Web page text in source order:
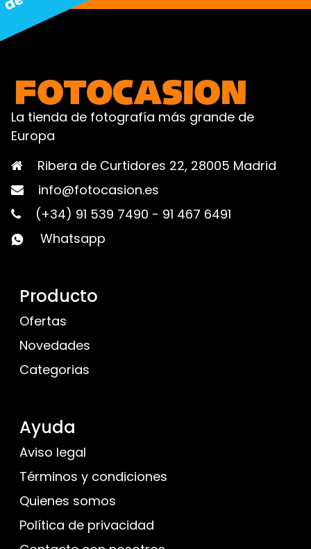
La tienda de fotografía más grande de
Europa
Ribera de Curtidores 22, 28005 Madrid
info@fotocasion.es
(+34) 91 539 7490 - 91 467 6491
Whatsapp
Producto
Ofertas
Novedades
Categorias
Ayuda
Aviso legal
Términos y condiciones
Quienes somos
Política de privacidad